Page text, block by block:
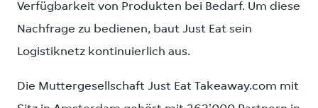
Verfügbarkeit von Produkten bei Bedarf. Um diese
Nachfrage zu bedienen, baut Just Eat sein
Logistiknetz kontinuierlich aus.
Die Muttergesellschaft Just Eat Takeaway.com mit